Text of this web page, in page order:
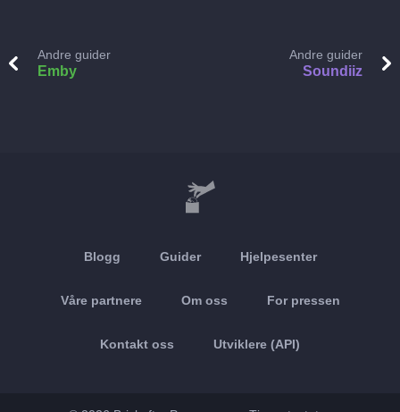
Andre guider
Emby
Andre guider
Soundiiz
Blogg Guider Hjelpesenter
Våre partnere Om oss For pressen
Kontakt oss Utviklere (API)